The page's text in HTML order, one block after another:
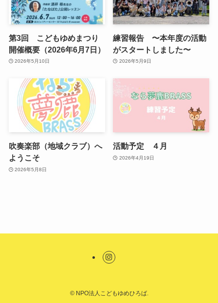
第3回 こどもゆめまつり
開催概要（2026年6月7日）
2026年5月10日
練習報告 〜本年度の活動
がスタートしました〜
2026年5月9日
吹奏楽部（地域クラブ）へ
ようこそ
2026年5月8日
活動予定 ４月
2026年4月19日
©NPO法人こどもゆめひろば.